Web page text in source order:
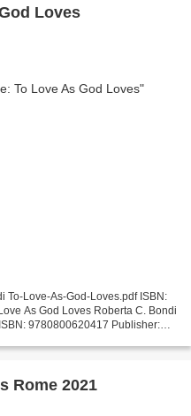
Loves
To-Love-As-God-Loves.pdf ISBN:
As God Loves Roberta C. Bondi
9780800620417 Publisher:
Rome 2021